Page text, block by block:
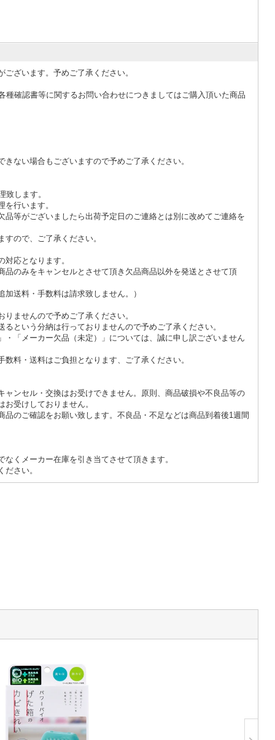
ざいます。予めご了承ください。
種確認書等に関するお問い合わせにつきましてはご購入頂いた商品
ない場合もございますので予めご了承ください。
致します。
行います。
等がございましたら出荷予定日のご連絡とは別に改めてご連絡を
ので、ご了承ください。
応となります。
品のみをキャンセルとさせて頂き欠品商品以外を発送とさせて頂
送料・手数料は請求致しません。）
ませんので予めご了承ください。
という分納は行っておりませんので予めご了承ください。
「メーカー欠品（未定）」については、誠に申し訳ございません
料・送料はご負担となります、ご了承ください。
ャンセル・交換はお受けできません。原則、商品破損や不良品等の
受けしておりません。
のご確認をお願い致します。不良品・不足などは商品到着後1週間
くメーカー在庫を引き当てさせて頂きます。
さい。